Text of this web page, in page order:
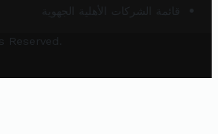
قائمة الشركات الأهلية الجهوية
Reserved.